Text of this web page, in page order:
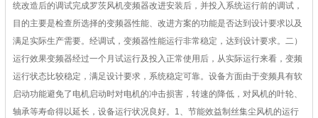
统改造后的调试完成罗茨风机变频器改进安装后，并投入系统运行前的调试，
目的主要是检查所选择的变频器性能、改进方案的功能是否达到设计要求以及
满足实际生产需要。经调试，变频器性能运行非常稳定，达到设计要求。二）
运行效果变频器经过一个月试运行及投入正常使用后，从实际运行来看，变频
运行状态比较稳定，满足设计要求，系统稳定可靠。设备方面由于变频具有软
启动功能避免了电机启动时对电机的冲击损害，转速的降低，对风机的叶轮、
轴承等寿命得以延长，设备运行状况良好。1、节能效益制丝集尘风机的运行